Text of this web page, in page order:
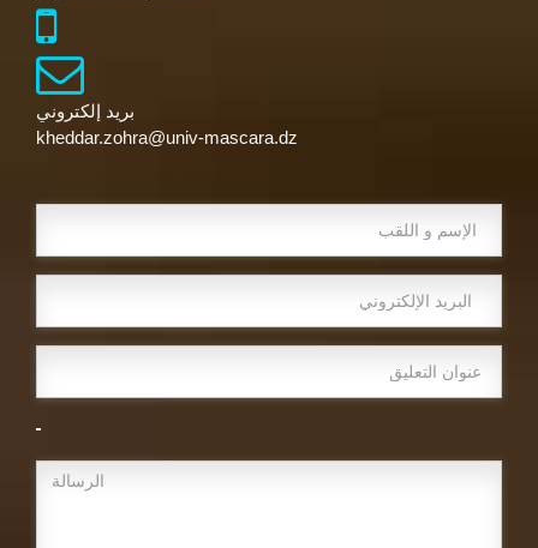
بريد إلكتروني
kheddar.zohra@univ-mascara.dz